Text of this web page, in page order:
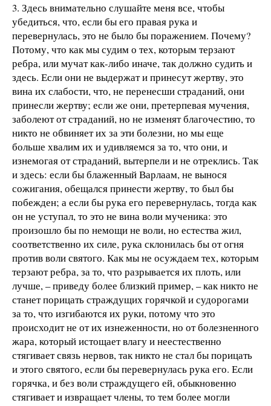
3. Здесь внимательно слушайте меня все, чтобы
убедиться, что, если бы его правая рука и
перевернулась, это не было бы поражением. Почему?
Потому, что как мы судим о тех, которым терзают
ребра, или мучат как-либо иначе, так должно судить и
здесь. Если они не выдержат и принесут жертву, это
вина их слабости, что, не перенесши страданий, они
принесли жертву; если же они, претерпевая мучения,
заболеют от страданий, но не изменят благочестию, то
никто не обвиняет их за эти болезни, но мы еще
больше хвалим их и удивляемся за то, что они, и
изнемогая от страданий, вытерпели и не отреклись. Так
и здесь: если бы блаженный Варлаам, не вынося
сожигания, обещался принести жертву, то был бы
побежден; а если бы рука его перевернулась, тогда как
он не уступал, то это не вина воли мученика: это
произошло бы по немощи не воли, но естества жил,
соответственно их силе, рука склонилась бы от огня
против воли святого. Как мы не осуждаем тех, которым
терзают ребра, за то, что разрывается их плоть, или
лучше, – приведу более близкий пример, – как никто не
станет порицать страждущих горячкой и судорогами
за то, что изгибаются их руки, потому что это
происходит не от их изнеженности, но от болезненного
жара, который истощает влагу и неестественно
стягивает связь нервов, так никто не стал бы порицать
и этого святого, если бы перевернулась рука его. Если
горячка, и без воли страждущего ей, обыкновенно
стягивает и извращает члены, то тем более могли